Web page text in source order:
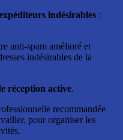
indésirables :
anti-spam amélioré et
indésirables de la
réception active.
recommandée
pour organiser les